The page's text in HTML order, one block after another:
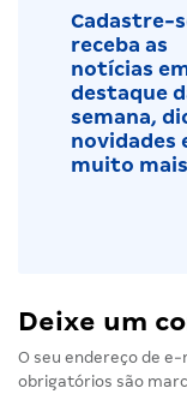
Cadastre-
receba as
notícias
destaque
semana,
novidades
muito
Deixe um
O seu endereço de
obrigatórios são